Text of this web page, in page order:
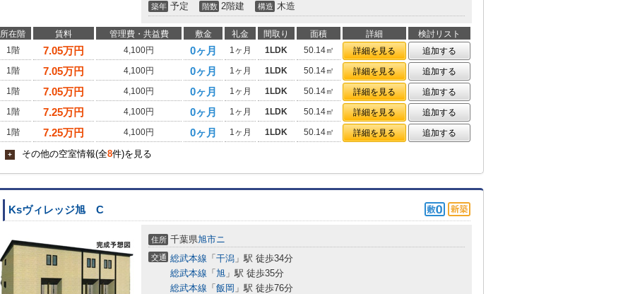
築年 予定 階数 2階建 構造 木造
所在階 賃料 管理費・共益費 敷金 礼金 間取り 面積 詳細
検討リスト
1階
7.05万円 4,100円 0ヶ月 1ヶ月 1LDK 50.14㎡ 詳細を見る
追加する
1階
7.05万円 4,100円 0ヶ月 1ヶ月 1LDK 50.14㎡ 詳細を見る
追加する
1階
7.05万円 4,100円 0ヶ月 1ヶ月 1LDK 50.14㎡ 詳細を見る
追加する
1階
7.25万円 4,100円 0ヶ月 1ヶ月 1LDK 50.14㎡ 詳細を見る
追加する
1階
7.25万円 4,100円 0ヶ月 1ヶ月 1LDK 50.14㎡ 詳細を見る 追加する
+ その他の空室情報(全8件)を見る
Ksヴィレッジ旭 C
住所 千葉県旭市ニ
交通 総武本線 「 干潟 」駅 徒歩34分
総武本線 「 旭 」駅 徒歩35分
総武本線 「 飯岡 」駅 徒歩76分